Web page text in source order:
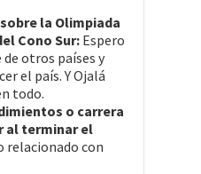
la Olimpiada
Cono Sur:Espero
otros países y
el país. Y Ojalá
todo.
o carrera
al terminar el
relacionado con